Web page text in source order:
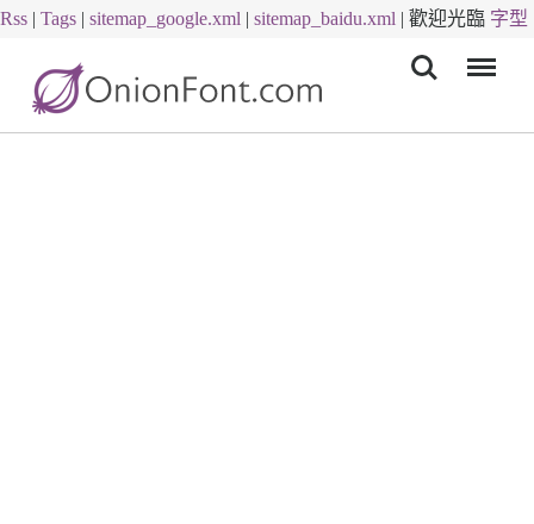
Rss | Tags | sitemap_google.xml | sitemap_baidu.xml | 歡迎光臨 字型